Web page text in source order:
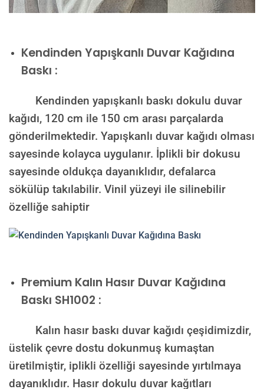
Kendinden Yapışkanlı Duvar Kağıdına
Baskı :
Kendinden yapışkanlı baskı dokulu duvar
kağıdı, 120 cm ile 150 cm arası parçalarda
gönderilmektedir. Yapışkanlı duvar kağıdı olması
sayesinde kolayca uygulanır. İplikli bir dokusu
sayesinde oldukça dayanıklıdır, defalarca
sökülüp takılabilir. Vinil yüzeyi ile silinebilir
özelliğe sahiptir
Premium Kalın Hasır Duvar Kağıdına
Baskı SH1002 :
Kalın hasır baskı duvar kağıdı çeşidimizdir,
üstelik çevre dostu dokunmuş kumaştan
üretilmiştir, iplikli özelliği sayesinde yırtılmaya
dayanıklıdır. Hasır dokulu duvar kağıtları